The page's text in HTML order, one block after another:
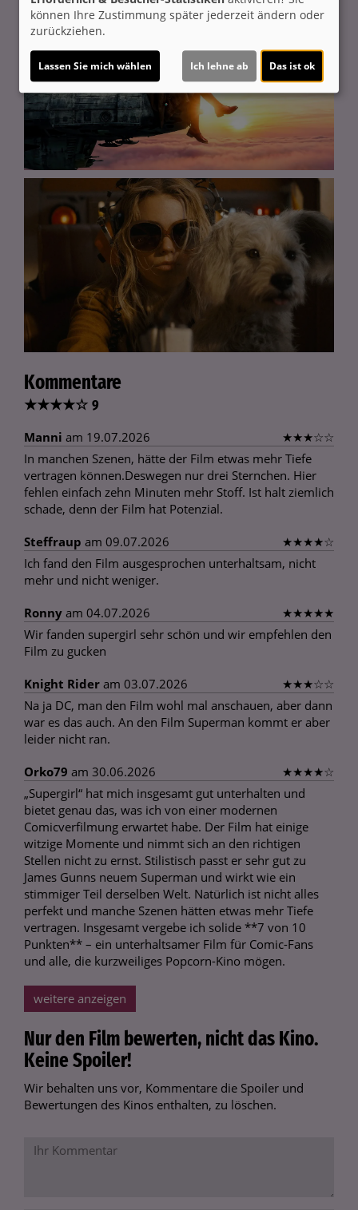
Kommentare
★★★★☆ 9
Manni am 19.07.2026 ★★★☆☆
In manchen Szenen, hätte der Film etwas mehr Tiefe
vertragen können.Deswegen nur drei Sternchen. Hier
fehlen einfach zehn Minuten mehr Stoff. Ist halt ziemlich
schade, denn der Film hat Potenzial.
Steffraup am 09.07.2026 ★★★★☆
Ich fand den Film ausgesprochen unterhaltsam, nicht
mehr und nicht weniger.
Ronny am 04.07.2026 ★★★★★
Wir fanden supergirl sehr schön und wir empfehlen den
Film zu gucken
Knight Rider am 03.07.2026 ★★★☆☆
Na ja DC, man den Film wohl mal anschauen, aber dann
war es das auch. An den Film Superman kommt er aber
leider nicht ran.
Orko79 am 30.06.2026 ★★★★☆
„Supergirl“ hat mich insgesamt gut unterhalten und
bietet genau das, was ich von einer modernen
Comicverfilmung erwartet habe. Der Film hat einige
witzige Momente und nimmt sich an den richtigen
Stellen nicht zu ernst. Stilistisch passt er sehr gut zu
James Gunns neuem Superman und wirkt wie ein
stimmiger Teil derselben Welt. Natürlich ist nicht alles
perfekt und manche Szenen hätten etwas mehr Tiefe
vertragen. Insgesamt vergebe ich solide **7 von 10
Punkten** – ein unterhaltsamer Film für Comic-Fans
und alle, die kurzweiliges Popcorn-Kino mögen.
weitere anzeigen
Nur den Film bewerten, nicht das Kino.
Keine Spoiler!
Wir behalten uns vor, Kommentare die Spoiler und
Bewertungen des Kinos enthalten, zu löschen.
können Ihre Zustimmung später jederzeit ändern oder
zurückziehen.
Lassen Sie mich wählen Ich lehne ab Das ist ok